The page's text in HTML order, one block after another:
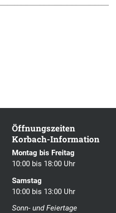
Öffnungszeiten
Korbach-Information
Montag bis Freitag
10:00 bis 18:00 Uhr
Samstag
10:00 bis 13:00 Uhr
Sonn- und Feiertage